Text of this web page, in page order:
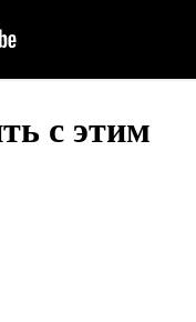
с этим